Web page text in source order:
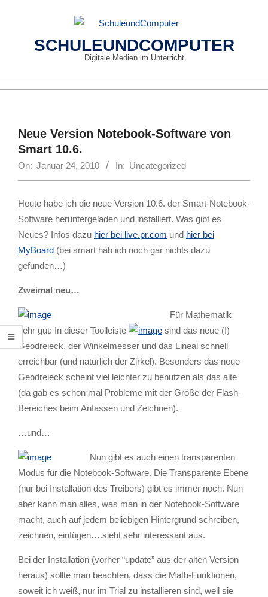
SCHULEUNDCOMPUTER
Digitale Medien im Unterricht
MenuNeue Version Notebook-Software von
Smart 10.6.
On: Januar 24, 2010 In: Uncategorized
Heute habe ich die neue Version 10.6. der Smart-Notebook-
Software heruntergeladen und installiert. Was gibt es
Neues? Infos dazu hier bei live.pr.com und hier bei
MyBoard (bei smart hab ich noch gar nichts dazu
gefunden…)
Zweimal neu…
Für Mathematik
sehr gut: In dieser Toolleiste
sind das neue (!)
Geodreieck, der Winkelmesser und das Lineal schnell
erreichbar (und natürlich der Zirkel). Besonders das neue
Geodreieck scheint viel leichter zu benutzen als das alte
(da gab es schon mal Probleme mit der Größe der Flash-
Bereiches beim Anfassen und Zeichnen).
…und…
Nun gibt es auch einen transparenten
Modus für die Notebook-Software. Die Transparente Ebene
(nur bei Installation des Treibers) gibt es immer noch. Nun
aber kann man alles, was man in der Notebook-Software
macht, auch auf jedem beliebigen Hintergrund schreiben,
zeichnen, einfügen….sieht sehr interessant aus.
Bei der Installation (vorher “update” aus der alten Version
heraus) sollte man beachten, dass die Math-Funktionen,
soweit ich weiß, nur im Trial zu installieren sind, weil sie